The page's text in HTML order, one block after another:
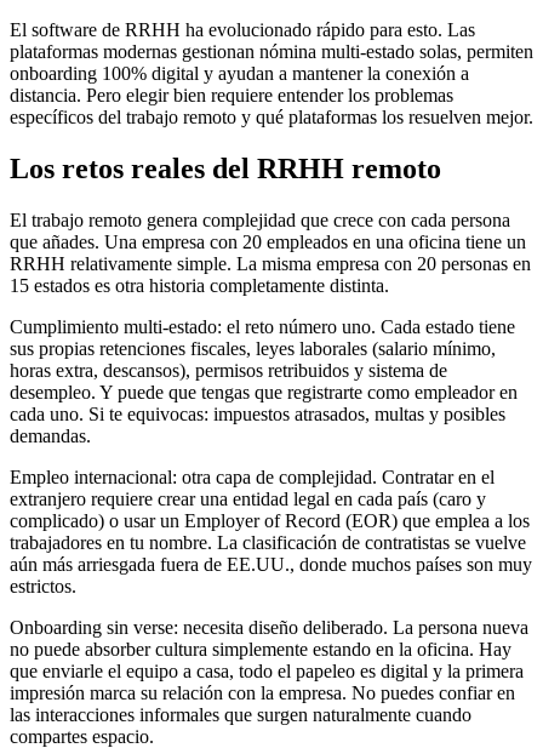
El software de RRHH ha evolucionado rápido para esto. Las
plataformas modernas gestionan nómina multi-estado solas, permiten
onboarding 100% digital y ayudan a mantener la conexión a
distancia. Pero elegir bien requiere entender los problemas
específicos del trabajo remoto y qué plataformas los resuelven mejor.
Los retos reales del RRHH remoto
El trabajo remoto genera complejidad que crece con cada persona
que añades. Una empresa con 20 empleados en una oficina tiene un
RRHH relativamente simple. La misma empresa con 20 personas en
15 estados es otra historia completamente distinta.
Cumplimiento multi-estado: el reto número uno. Cada estado tiene
sus propias retenciones fiscales, leyes laborales (salario mínimo,
horas extra, descansos), permisos retribuidos y sistema de
desempleo. Y puede que tengas que registrarte como empleador en
cada uno. Si te equivocas: impuestos atrasados, multas y posibles
demandas.
Empleo internacional: otra capa de complejidad. Contratar en el
extranjero requiere crear una entidad legal en cada país (caro y
complicado) o usar un Employer of Record (EOR) que emplea a los
trabajadores en tu nombre. La clasificación de contratistas se vuelve
aún más arriesgada fuera de EE.UU., donde muchos países son muy
estrictos.
Onboarding sin verse: necesita diseño deliberado. La persona nueva
no puede absorber cultura simplemente estando en la oficina. Hay
que enviarle el equipo a casa, todo el papeleo es digital y la primera
impresión marca su relación con la empresa. No puedes confiar en
las interacciones informales que surgen naturalmente cuando
compartes espacio.